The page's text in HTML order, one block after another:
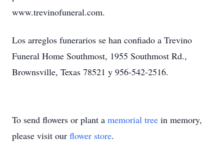
www.trevinofuneral.com.
Los arreglos funerarios se han confiado a Trevino
Funeral Home Southmost, 1955 Southmost Rd.,
Brownsville, Texas 78521 y 956-542-2516.
To send flowers or plant a memorial tree in memory,
please visit our flower store.